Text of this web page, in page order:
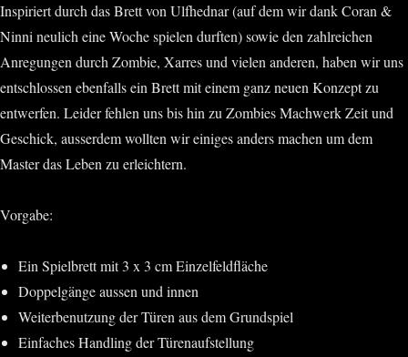
Inspiriert durch das Brett von Ulfhednar (auf dem wir dank Coran &
Ninni neulich eine Woche spielen durften) sowie den zahlreichen
Anregungen durch Zombie, Xarres und vielen anderen, haben wir uns
entschlossen ebenfalls ein Brett mit einem ganz neuen Konzept zu
entwerfen. Leider fehlen uns bis hin zu Zombies Machwerk Zeit und
Geschick, ausserdem wollten wir einiges anders machen um dem
Master das Leben zu erleichtern.
Vorgabe:
Ein Spielbrett mit 3 x 3 cm Einzelfeldfläche
Doppelgänge aussen und innen
Weiterbenutzung der Türen aus dem Grundspiel
Einfaches Handling der Türenaufstellung